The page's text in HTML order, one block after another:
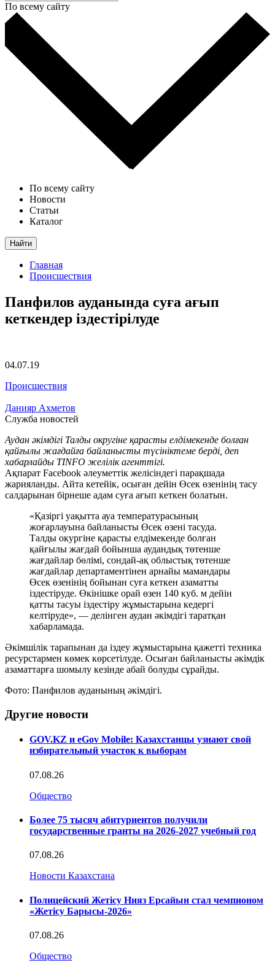
По всему сайту
По всему сайту
Новости
Статьи
Каталог
Найти
Главная
Происшествия
Панфилов ауданында суға ағып
кеткендер іздестірілуде
04.07.19
Происшествия
Данияр Ахметов
Служба новостей
Аудан әкімдігі Талды округіне қарасты елдімекенде болған
қайғылы жағдайға байланысты түсініктеме берді, деп
хабарлайды TINFO желілік агенттігі.
Ақпарат Facebook әлеуметтік желісіндегі парақшада
жарияланды. Айта кетейік, осыған дейін Өсек өзенінің тасу
салдарынан бірнеше адам суға ағып кеткен болатын.
«Қазіргі уақытта ауа температурасының
жоғарлауына байланысты Өсек өзені тасуда.
Талды окургіне қарасты елдімекенде болған
қайғылы жағдай бойынша аудандық төтенше
жағдайлар бөлімі, сондай-ақ облыстық төтенше
жағдайлар департаментінен арнайы мамандары
Өсек өзенінің бойынан суға кеткен азаматты
іздестіруде. Өкінішке орай өзен 140 куб. м дейін
қатты тасуы іздестіру жұмыстарына кедергі
келтіруде», — делінген аудан әкімдігі таратқан
хабарламада.
Әкімшілік тарапынан да іздеу жұмыстарына қажетті техника
ресурстармен көмек көрсетілуде. Осыған байланысты әкімдік
азаматтарға шомылу кезінде абай болуды сұрайды.
Фото: Панфилов ауданының әкімдігі.
Другие новости
GOV.KZ и eGov Mobile: Казахстанцы узнают свой
избирательный участок к выборам
07.08.26
Общество
Более 75 тысяч абитуриентов получили
государственные гранты на 2026-2027 учебный год
07.08.26
Новости Казахстана
Полицейский Жетісу Нияз Ерсайын стал чемпионом
«Жетісу Барысы-2026»
07.08.26
Общество